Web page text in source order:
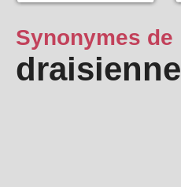
Synonymes de
draisienne